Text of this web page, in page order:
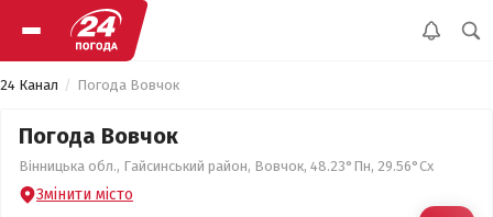
24 Канал Погода Вовчок
Погода Вовчок
Вінницька обл., Гайсинський район, Вовчок, 48.23°Пн, 29.56°Сх
Змінити місто